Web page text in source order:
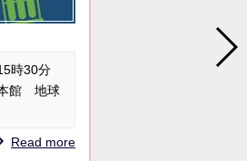
時30分
館 地球
Read more
2026年
16:55